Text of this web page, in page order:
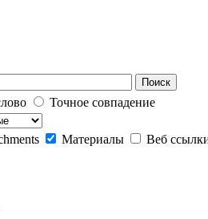
Поиск
Точное совпадение
Материалы Веб